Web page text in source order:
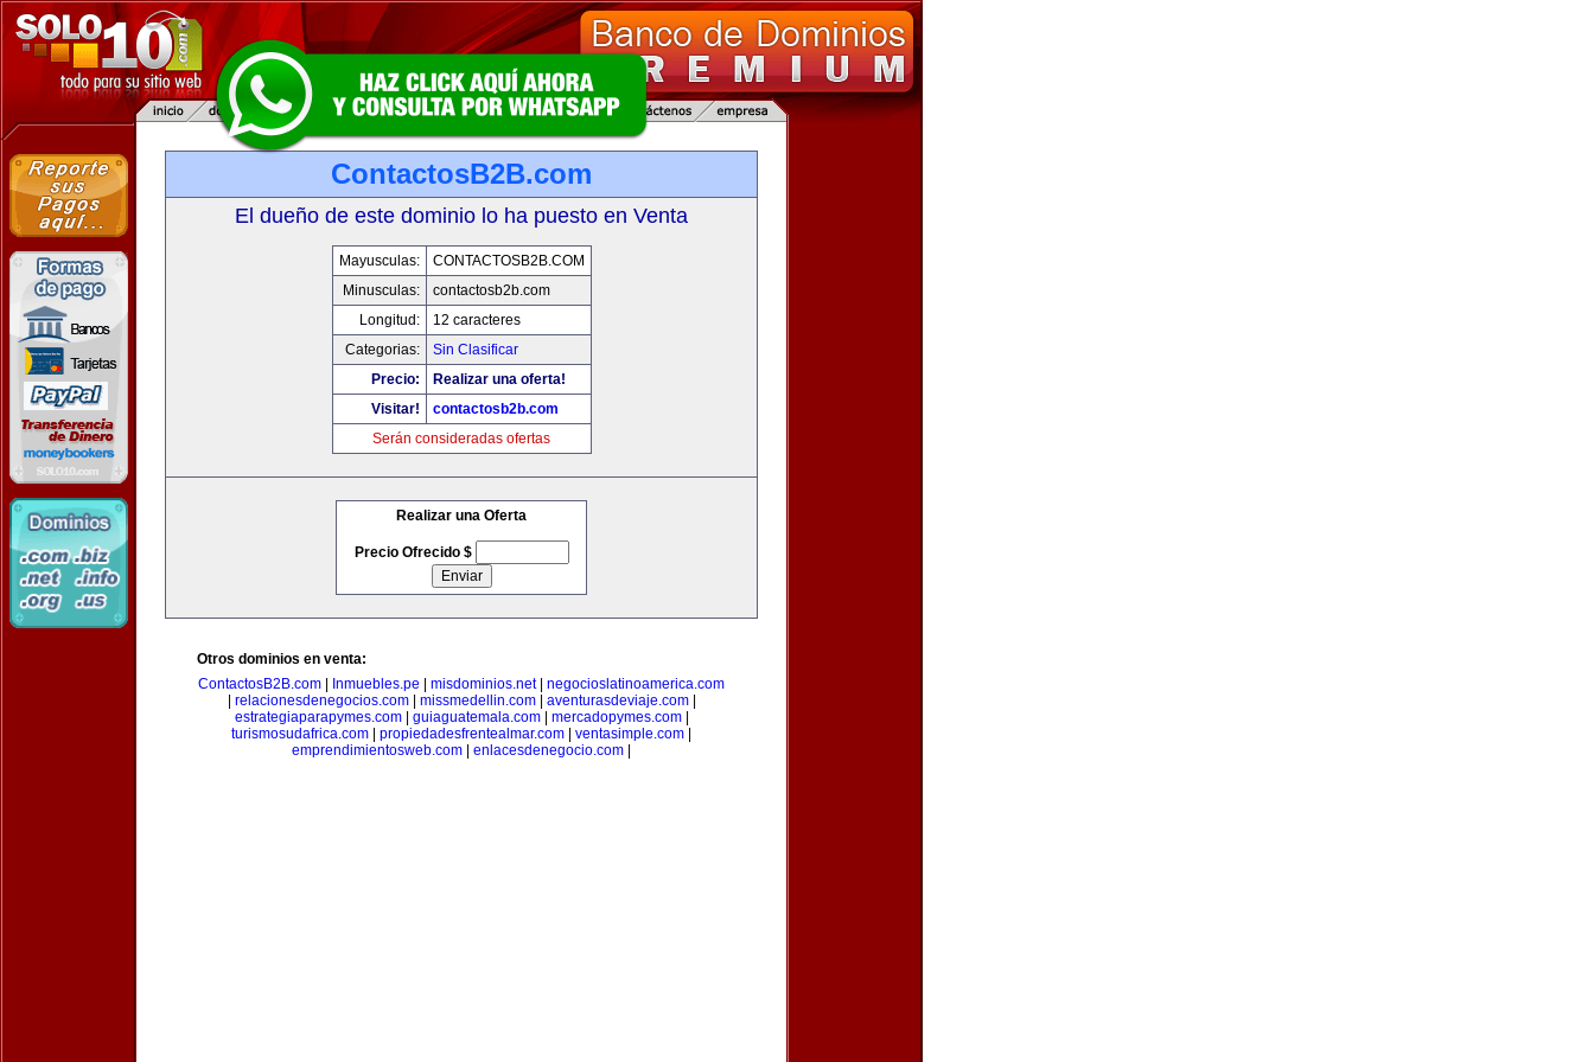
ContactosB2B.com
El dueño de este dominio lo ha puesto en Venta
Mayusculas:
CONTACTOSB2B.COM
Minusculas:
contactosb2b.com
Longitud:
12 caracteres
Categorias:
Sin Clasificar
Precio:
Realizar una oferta!
Visitar!
contactosb2b.com
Serán consideradas ofertas
Realizar una Oferta
Precio Ofrecido $
Otros dominios en venta:
ContactosB2B.com
Inmuebles.pe misdominios.net| negocioslatinoamerica.com
relacionesdenegocios.com| missmedellin.com| aventurasdeviaje.com|
estrategiaparapymes.com| guiaguatemala.com| mercadopymes.com|
turismosudafrica.com
propiedadesfrentealmar.com ventasimple.com
emprendimientosweb.com
enlacesdenegocio.com